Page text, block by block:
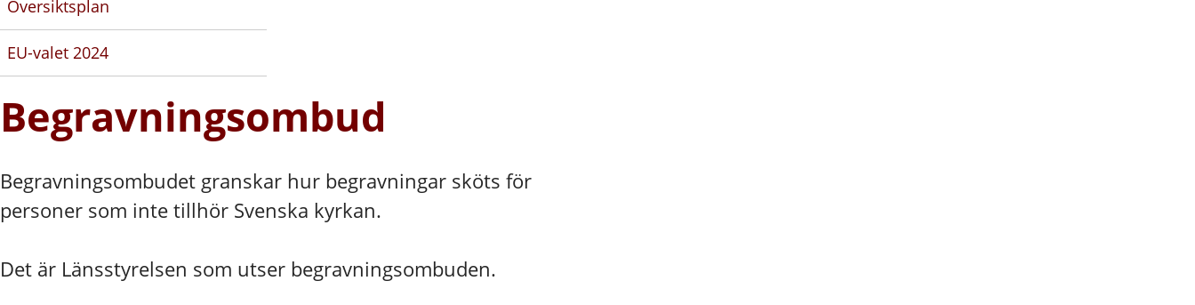
Översiktsplan
EU-valet 2024
Begravningsombud
Begravningsombudet granskar hur begravningar sköts för
personer som inte tillhör Svenska kyrkan.
Det är Länsstyrelsen som utser begravningsombuden.